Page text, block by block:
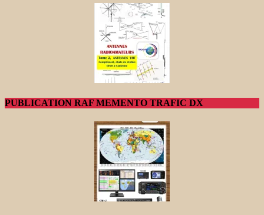
PUBLICATION RAF MEMENTO TRAFIC DX